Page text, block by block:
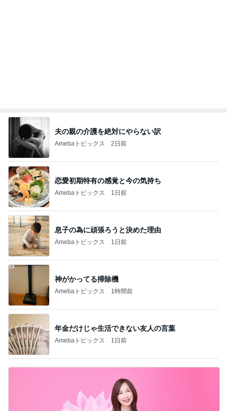
夫の親の介護を絶対にやらない訳
Amebaトピックス 2日前
恋愛初期特有の感覚と今の気持ち
Amebaトピックス 1日前
息子の為に頑張ろうと決めた理由
Amebaトピックス 1日前
神がかってる掃除機
Amebaトピックス 1時間前
年金だけじゃ生活できない友人の言葉
Amebaトピックス 1日前